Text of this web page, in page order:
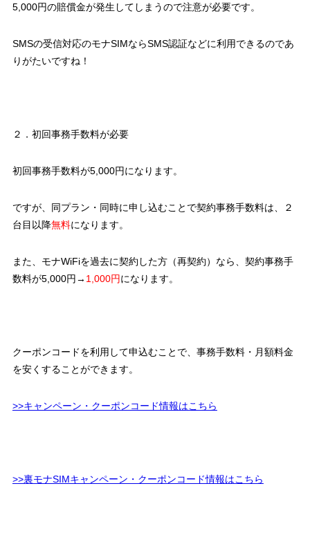
5,000円の賠償金が発生してしまうので注意が必要です。
SMSの受信対応のモナSIMならSMS認証などに利用できるのであ
りがたいですね！
２．初回事務手数料が必要
初回事務手数料が5,000円になります。
ですが、同プラン・同時に申し込むことで契約事務手数料は、２
台目以降無料になります。
また、モナWiFiを過去に契約した方（再契約）なら、契約事務手
数料が5,000円→ 1,000円になります。
クーポンコードを利用して申込むことで、事務手数料・月額料金
を安くすることができます。
>>キャンペーン・クーポンコード情報はこちら
>>裏モナSIMキャンペーン・クーポンコード情報はこちら